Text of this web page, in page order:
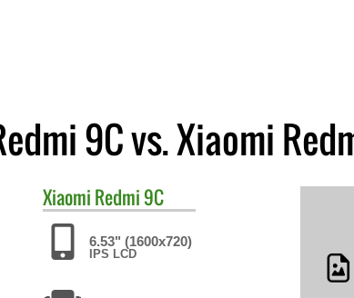
9C vs. Xiaomi
Xiaomi Redmi 9C
6.53" (1600x720)
IPS LCD